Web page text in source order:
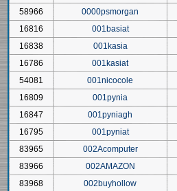
58966
0000psmorgan
16816
001basiat
16838
001kasia
16786
001kasiat
54081
001nicocole
16809
001pynia
16847
001pyniagh
16795
001pyniat
83965
002Acomputer
83966
002AMAZON
83968
002buyhollow